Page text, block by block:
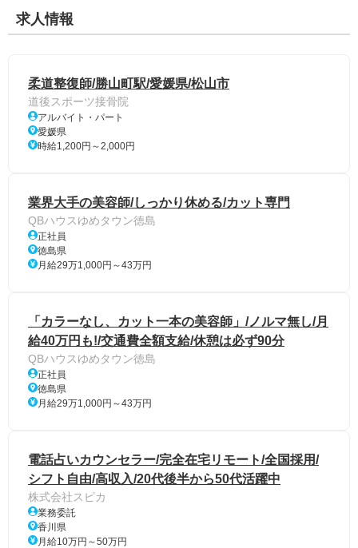
求人情報
柔道整復師/勝山町駅/愛媛県/松山市
道後スポーツ接骨院
アルバイト・パート
愛媛県
時給1,200円～2,000円
業界大手の美容師/しっかり休める/カット専門
QBハウスゆめタウン徳島
正社員
徳島県
月給29万1,000円～43万円
「カラーなし、カット一本の美容師」/ノルマ無し/月
給40万円も!/交通費全額支給/休憩は必ず90分
QBハウスゆめタウン徳島
正社員
徳島県
月給29万1,000円～43万円
電話占いカウンセラー/完全在宅リモート/全国採用/
シフト自由/高収入/20代後半から50代活躍中
株式会社スピカ
業務委託
香川県
月給10万円～50万円